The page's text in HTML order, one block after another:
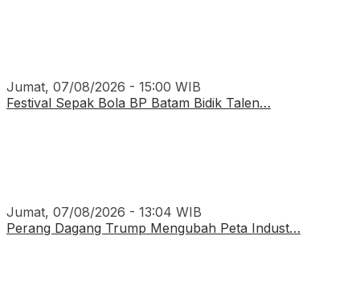
Jumat, 07/08/2026 - 15:00 WIB
Festival Sepak Bola BP Batam Bidik Talen…
Jumat, 07/08/2026 - 13:04 WIB
Perang Dagang Trump Mengubah Peta Indust…